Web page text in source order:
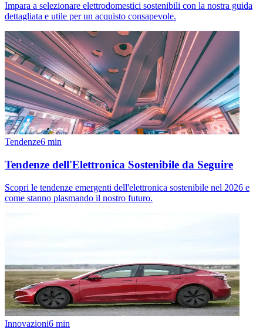
Impara a selezionare elettrodomestici sostenibili con la nostra guida
dettagliata e utile per un acquisto consapevole.
Tendenze6 min
Tendenze dell'Elettronica Sostenibile da Seguire
Scopri le tendenze emergenti dell'elettronica sostenibile nel 2026 e
come stanno plasmando il nostro futuro.
Innovazioni6 min